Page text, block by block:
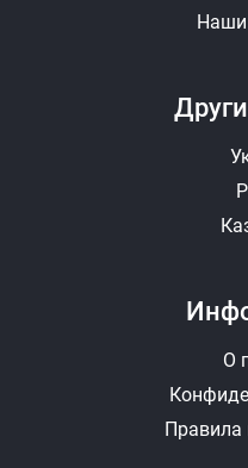
Наши
О
Правила